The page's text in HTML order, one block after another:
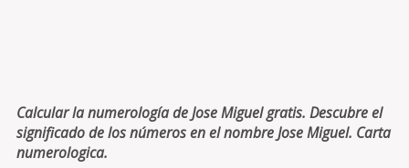
Calcular la numerología de Jose Miguel gratis. Descubre el
significado de los números en el nombre Jose Miguel. Carta
numerologica.